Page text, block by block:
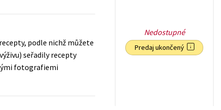
podle nichž můžete
seřadily recepty
fotografiemi
Nedostupné
Predaj ukončený